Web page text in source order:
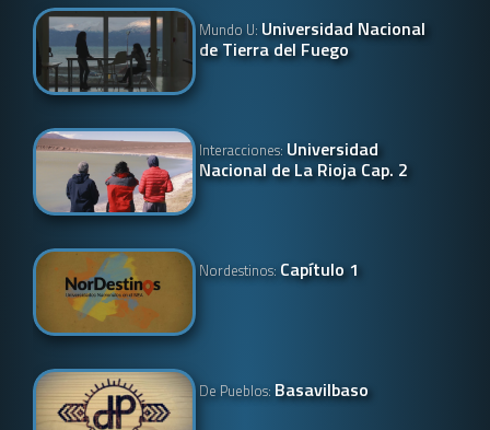
Mundo U: Universidad Nacional
de Tierra del Fuego
Interacciones: Universidad
Nacional de La Rioja Cap. 2
Nordestinos: Capítulo 1
De Pueblos: Basavilbaso